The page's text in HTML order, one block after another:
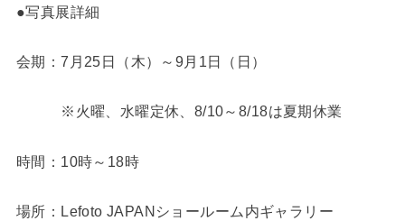
●写真展詳細
会期：7月25日（木）～9月1日（日）
※火曜、水曜定休、8/10～8/18は夏期休業
時間：10時～18時
場所：Lefoto JAPANショールーム内ギャラリー